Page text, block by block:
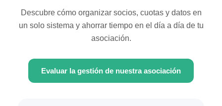
Descubre cómo organizar socios, cuotas y datos en
un solo sistema y ahorrar tiempo en el día a día de tu
asociación.
Evaluar la gestión de nuestra asociación